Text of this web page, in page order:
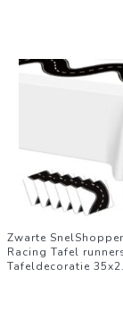
Zwarte
Racing Tafel
Tafeldecoratie 35x2